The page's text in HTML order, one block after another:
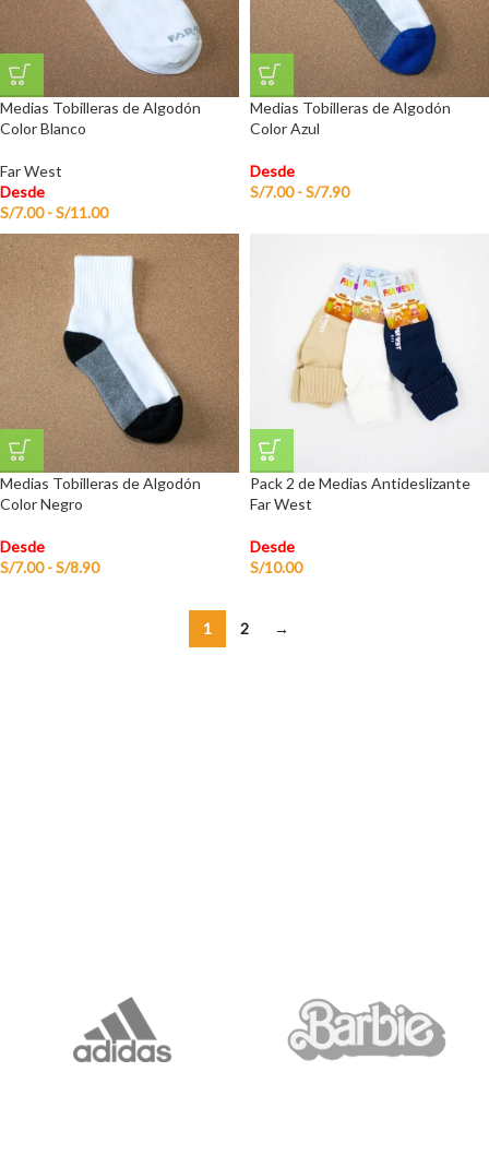
Medias Tobilleras de Algodón
Color Blanco
Far West
Desde
S/7.00 -S/11.00
Medias Tobilleras de Algodón
Color Azul
Desde
S/7.00 -S/7.90
Medias Tobilleras de Algodón
Color Negro
Desde
S/7.00 -S/8.90
Pack 2 de Medias Antideslizante
Far West
Desde
S/10.00
1 2 →